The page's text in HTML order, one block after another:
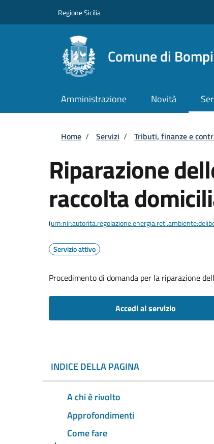
Regione Sicilia
Comune di
Amministrazione Novità
Briciole di pane
Home / Servizi / Tributi, finanze e
Riparazione
raccolta
(
Servizio attivo
Procedimento di domanda per la riparazione
Accedi al servizio
INDICE DELLA PAGINA
A chi è rivolto
Approfondimenti
Come fare